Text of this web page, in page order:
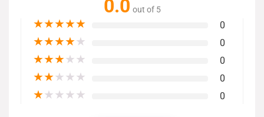
0.0 out of 5
★★★★★ 0
★★★★★ 0
★★★★★ 0
★★★★★ 0
★★★★★ 0